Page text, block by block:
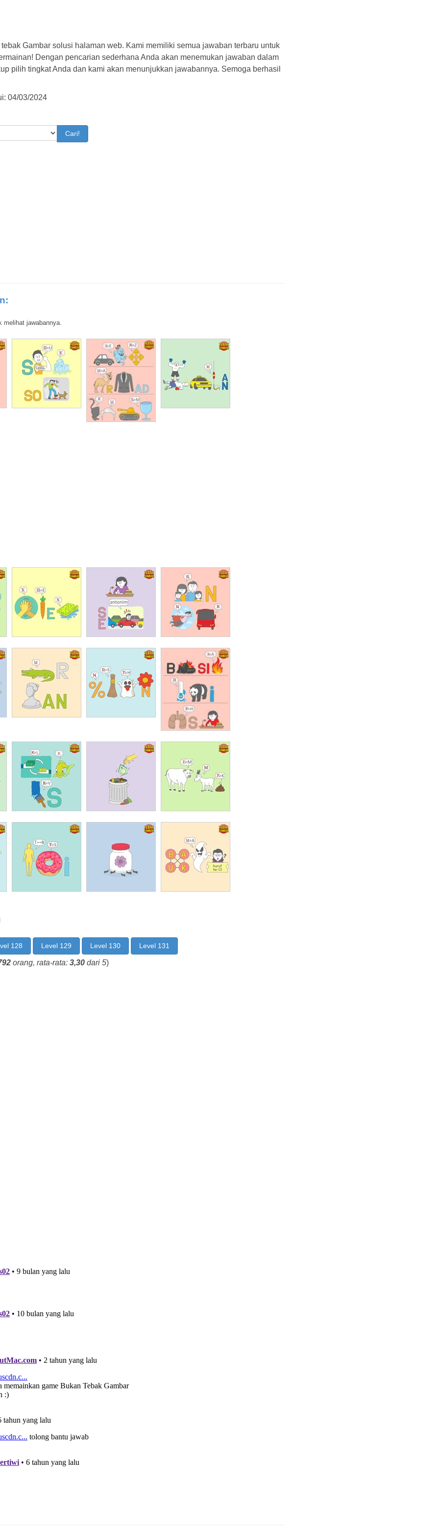
Gambar solusi halaman web. Kami memiliki semua jawaban terbaru untuk
Dengan pencarian sederhana Anda akan menemukan jawaban dalam
pilih tingkat Anda dan kami akan menunjukkan jawabannya. Semoga berhasil
04/03/2024
Cari!
melihat jawabannya.
128 Level 129 Level 130 Level 131
orang, rata-rata: 3,30dari 5)